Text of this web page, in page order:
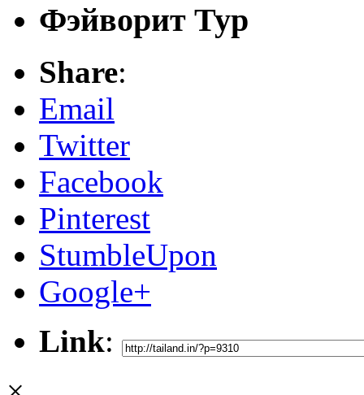
Фэйворит Тур
Share:
Email
Twitter
Facebook
Pinterest
StumbleUpon
Google+
Link: